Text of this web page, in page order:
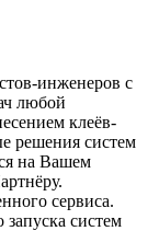
инженеров с
любой
клеёв-
решения систем
на Вашем
сервиса.
систем